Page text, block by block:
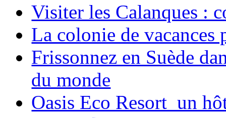
Visiter les Calanques :
La colonie de vacances
Frissonnez en Suède
du monde
Oasis Eco Resort un